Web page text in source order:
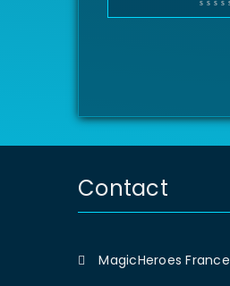
Contact
MagicHeroes France